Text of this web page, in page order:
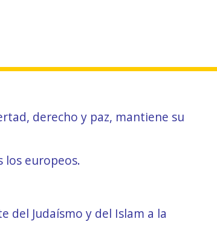
derecho y paz, mantiene su
los europeos.
del Judaísmo y del Islam a la